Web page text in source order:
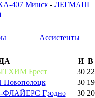
407 Минск - ЛЕГМАШ
Ассистенты
И В
Брест 30 22
30 19
Гродно 30 20